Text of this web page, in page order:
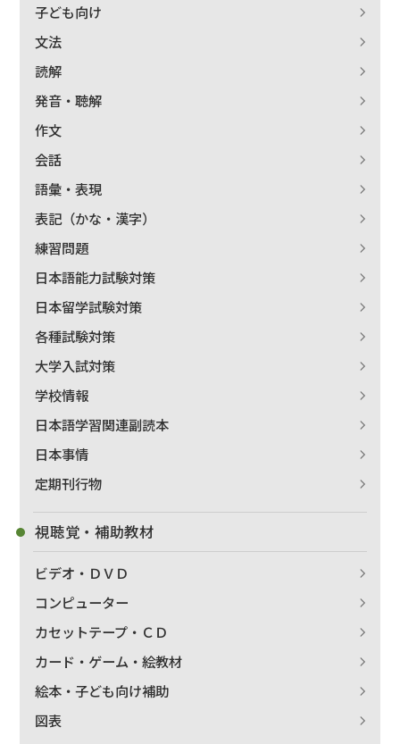
子ども向け
文法
読解
発音・聴解
作文
会話
語彙・表現
表記（かな・漢字）
練習問題
日本語能力試験対策
日本留学試験対策
各種試験対策
大学入試対策
学校情報
日本語学習関連副読本
日本事情
定期刊行物
視聴覚・補助教材
ビデオ・ＤＶＤ
コンピューター
カセットテープ・ＣＤ
カード・ゲーム・絵教材
絵本・子ども向け補助
図表